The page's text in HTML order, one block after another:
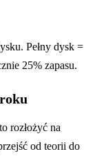
Pełny dysk =
25% zapasu.
rozłożyć na
od teorii do